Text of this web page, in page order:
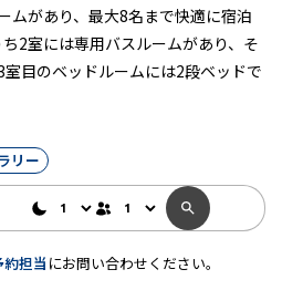
ムがあり、最大8名まで快適に宿泊
2室には専用バスルームがあり、そ
目のベッドルームには2段ベッドで
リー
約担当 にお問い合わせください。